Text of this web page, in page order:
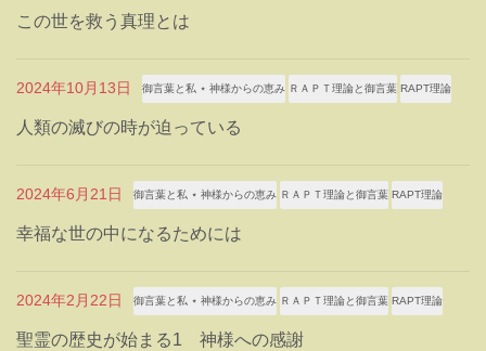
この世を救う真理とは
2024年10月13日 御言葉と私 ⋆ 神様からの恵み ＲＡＰＴ理論と御言葉 RAPT理論
人類の滅びの時が迫っている
2024年6月21日 御言葉と私 ⋆ 神様からの恵み ＲＡＰＴ理論と御言葉 RAPT理論
幸福な世の中になるためには
2024年2月22日 御言葉と私 ⋆ 神様からの恵み ＲＡＰＴ理論と御言葉 RAPT理論
聖霊の歴史が始まる1 神様への感謝